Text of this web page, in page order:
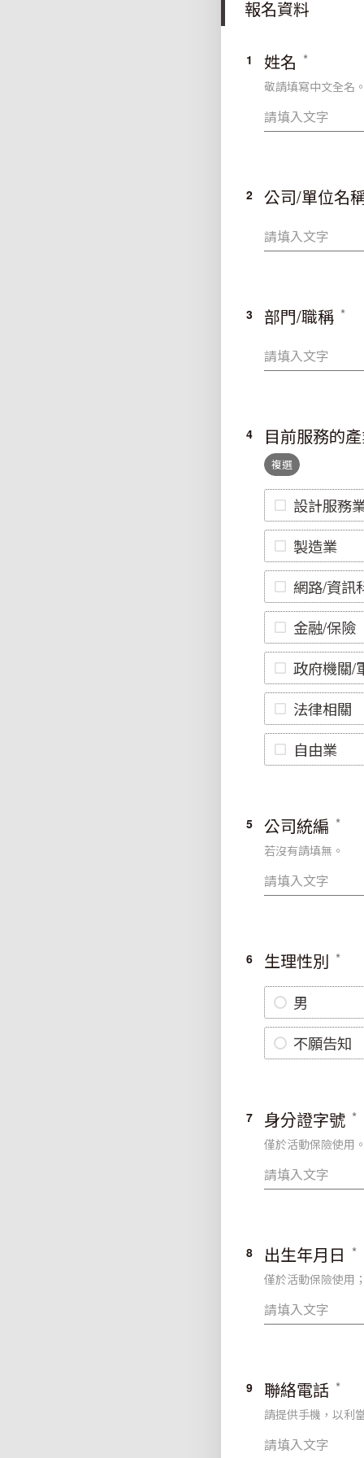
報名資料
1 姓名
敬請填寫中文全名
2 公司/單位名
3 部門/職稱
4 目前服務的
複選
設計服務
製造業
網路/資訊
金融/保險
政府機關/
法律相關
自由業
5 公司統編
若沒有請填無。
6 生理性別
男
不願告知
7 身分證字號
僅於活動保險使用
8 出生年月日
僅於活動保險使用
9 聯絡電話
請提供手機，以利